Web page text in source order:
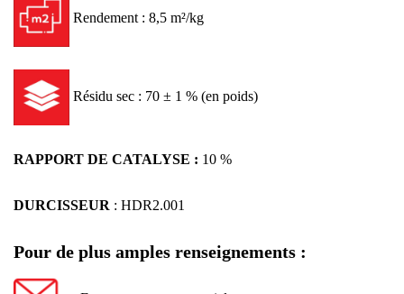
Rendement : 8,5 m²/kg
Résidu sec : 70 ± 1 % (en poids)
RAPPORT DE CATALYSE : 10 %
DURCISSEUR : HDR2.001
Pour de plus amples renseignements :